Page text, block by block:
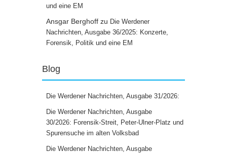
und eine EM
Ansgar Berghoff zu Die Werdener
Nachrichten, Ausgabe 36/2025: Konzerte,
Forensik, Politik und eine EM
Blog
Die Werdener Nachrichten, Ausgabe 31/2026:
Die Werdener Nachrichten, Ausgabe
30/2026: Forensik-Streit, Peter-Ulner-Platz und
Spurensuche im alten Volksbad
Die Werdener Nachrichten, Ausgabe